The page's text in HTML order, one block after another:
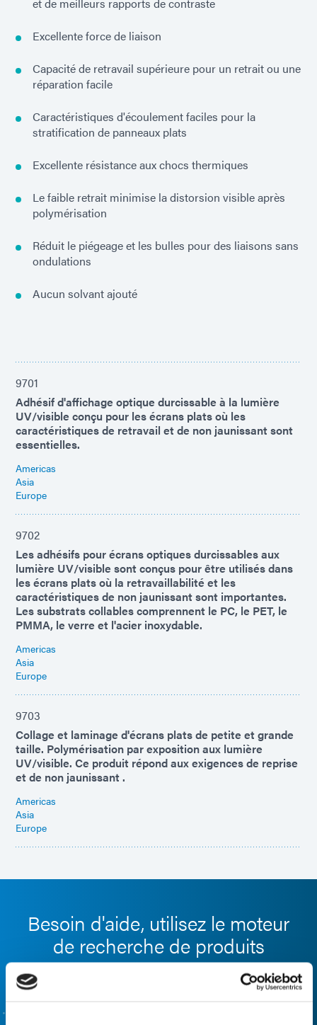
et de meilleurs rapports de contraste
Excellente force de liaison
Capacité de retravail supérieure pour un retrait ou une
réparation facile
Caractéristiques d'écoulement faciles pour la
stratification de panneaux plats
Excellente résistance aux chocs thermiques
Le faible retrait minimise la distorsion visible après
polymérisation
Réduit le piégeage et les bulles pour des liaisons sans
ondulations
Aucun solvant ajouté
9701
Adhésif d'affichage optique durcissable à la lumière
UV/visible conçu pour les écrans plats où les
caractéristiques de retravail et de non jaunissant sont
essentielles.
Americas
Asia
Europe
9702
Les adhésifs pour écrans optiques durcissables aux
lumière UV/visible sont conçus pour être utilisés dans
les écrans plats où la retravaillabilité et les
caractéristiques de non jaunissant sont importantes.
Les substrats collables comprennent le PC, le PET, le
PMMA, le verre et l'acier inoxydable.
Americas
Asia
Europe
9703
Collage et laminage d'écrans plats de petite et grande
taille. Polymérisation par exposition aux lumière
UV/visible. Ce produit répond aux exigences de reprise
et de non jaunissant .
Americas
Asia
Europe
Besoin d'aide, utilisez le moteur
de recherche de produits
Utilisez notre outil de recherche de produits formulés
pour vous aider à trouver le bon matériau. Vous souhaitez